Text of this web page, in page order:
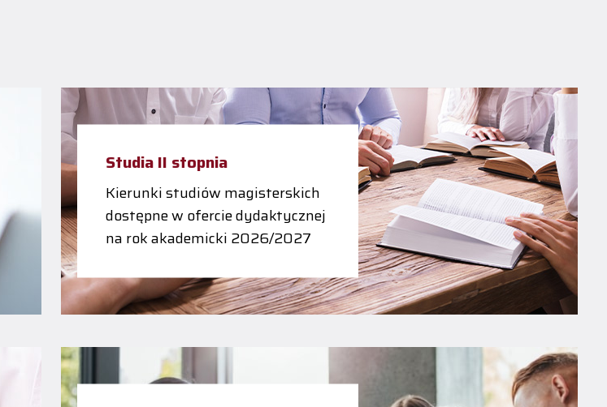
Studia II stopnia
Kierunki studiów magisterskich
dostępne w ofercie dydaktycznej
na rok akademicki 2026/2027